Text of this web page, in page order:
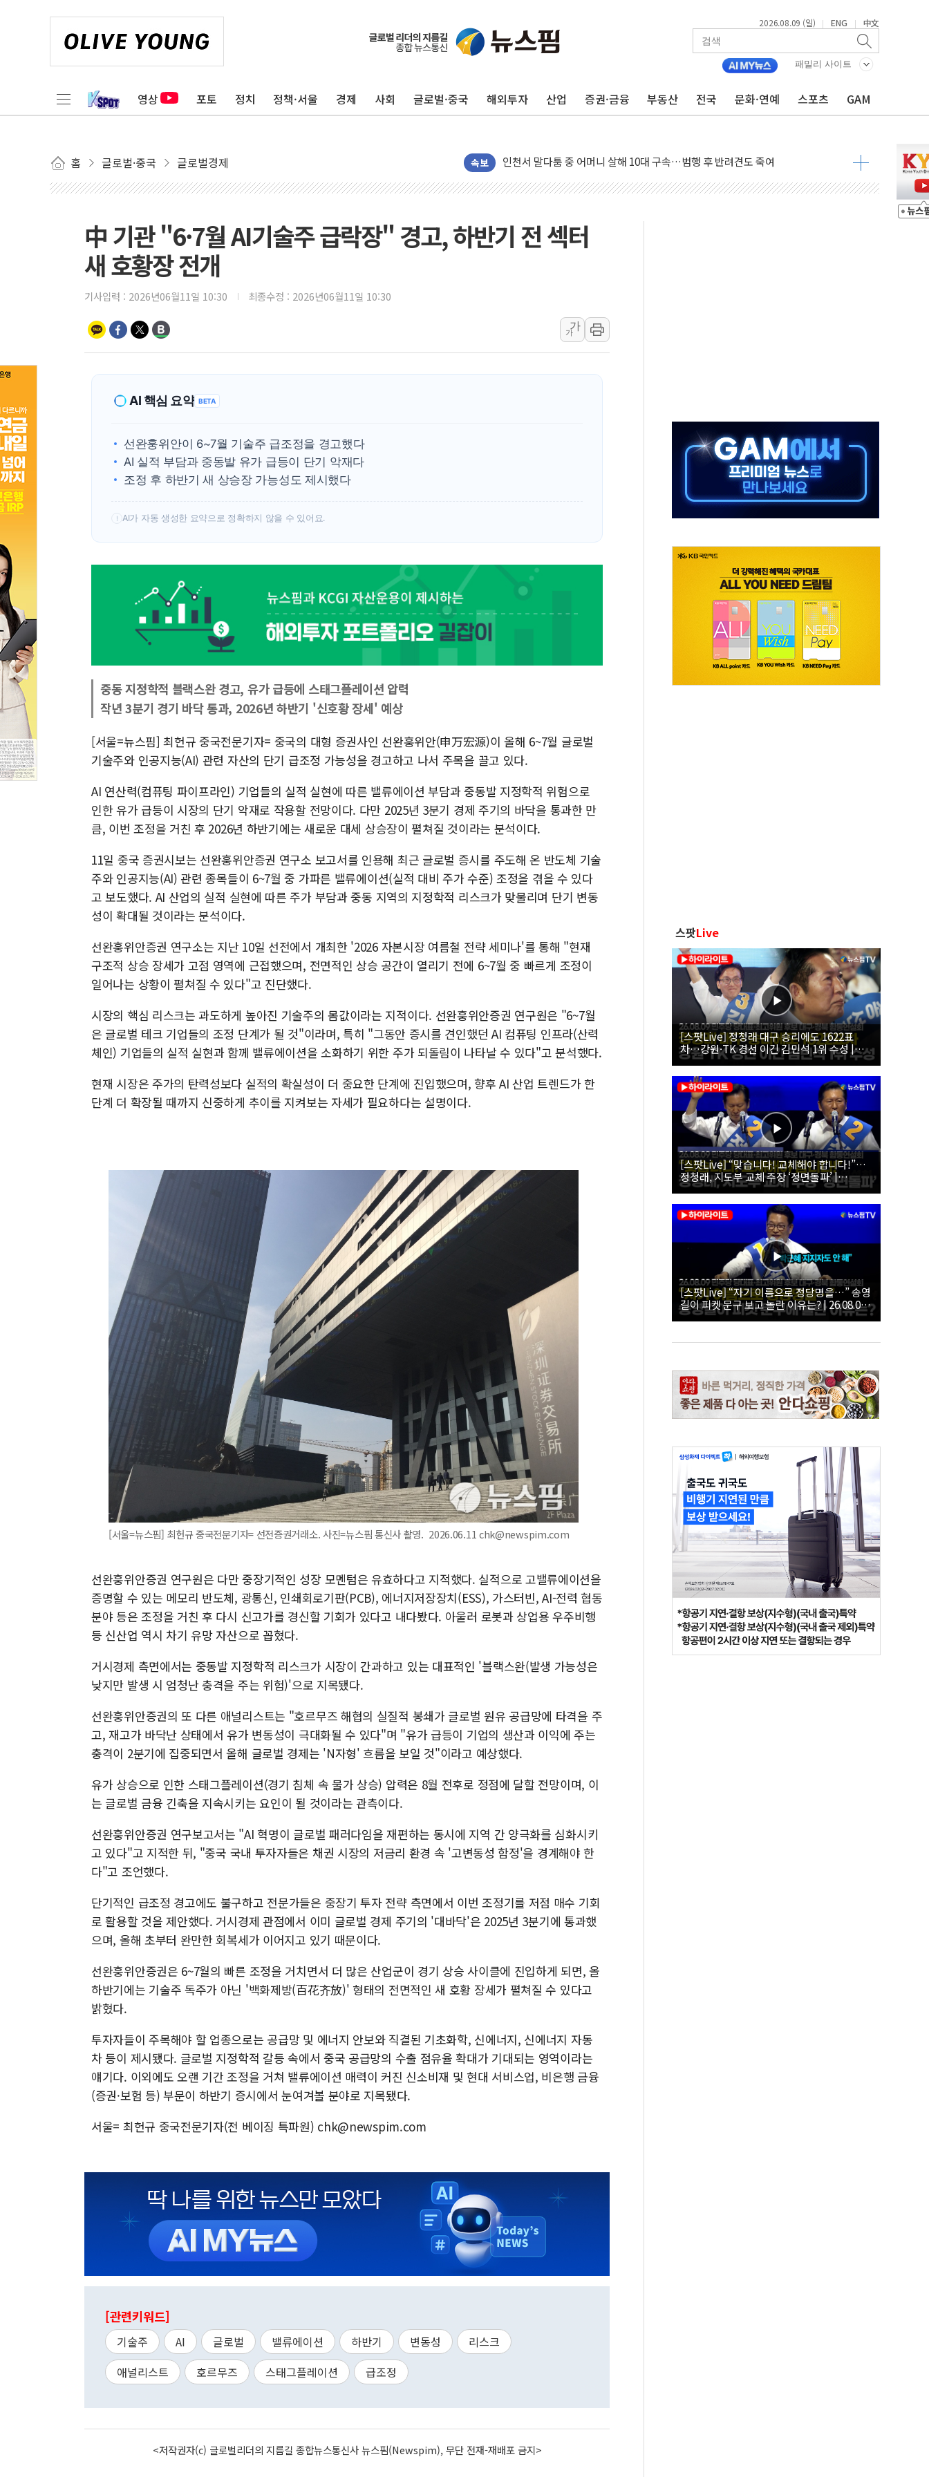
2026.08.09 (일) | ENG | 中文
패밀리 사이트
영상 포토 정치 정책·서울 경제 사회 글로벌·중국 해외투자 산업 증권·금융 부동산 전국 문화·연예 스포츠 GAM
홈 글로벌·중국 글로벌경제 속보
평택 진위면 공장서 질식사고 발생…작업자 1명 숨져
포항 블루밸리 국가산단에 '철강 AI융합실증센터' 들어선다
[종합] 김민석, 정청래에 누적 1.48%p 차 선두 유지...金 46.01% vs 鄭 44.53%
민주당 경북도당위원장에 오중기 당선...합산득표율 68.63%
김민석, 강원·대구·경북 경선서 정청래에 승리…金 48.54% vs 鄭 44.40%
[속보] 민주, 강원·대구·경북 경선 결과...김민석 48.54% 정청래 44.40%
[속보] 민주, 대구 경선 결과 발표...정청래 47.82% 김민석 46.35% 송영길 5.83%
[속보] 민주, 강원 경선 결과 발표...김민석 50.30% 정청래 41.94% 송영길 7.76%
인천시 광복절 현수막 '태극기 거꾸로' 논란…이틀만에 철거
병무청, 보충역 전면 손질… 예술·체육요원 최대 33% 감축
여야, 황희 '버스 하우스' 공방…野 "청년 우롱 기괴" vs 與 "송구한 해프닝"
中 기관 "6·7월 AI기술주 급락장" 경고, 하반기 전 섹터
새 호황장 전개
기사입력 : 2026년06월11일 10:30 최종수정 : 2026년06월11일 10:30
가
가
AI 핵심 요약 BETA
선완훙위안이 6~7월 기술주 급조정을 경고했다
AI 실적 부담과 중동발 유가 급등이 단기 악재다
조정 후 하반기 새 상승장 가능성도 제시했다
! AI가 자동 생성한 요약으로 정확하지 않을 수 있어요.
중동 지정학적 블랙스완 경고, 유가 급등에 스태그플레이션 압력
작년 3분기 경기 바닥 통과, 2026년 하반기 '신호황 장세' 예상
[서울=뉴스핌] 최헌규 중국전문기자= 중국의 대형 증권사인 선완훙위안(申万宏源)이 올해 6~7월 글로벌
기술주와 인공지능(AI) 관련 자산의 단기 급조정 가능성을 경고하고 나서 주목을 끌고 있다.
AI 연산력(컴퓨팅 파이프라인) 기업들의 실적 실현에 따른 밸류에이션 부담과 중동발 지정학적 위험으로
인한 유가 급등이 시장의 단기 악재로 작용할 전망이다. 다만 2025년 3분기 경제 주기의 바닥을 통과한 만
큼, 이번 조정을 거친 후 2026년 하반기에는 새로운 대세 상승장이 펼쳐질 것이라는 분석이다.
11일 중국 증권시보는 선완훙위안증권 연구소 보고서를 인용해 최근 글로벌 증시를 주도해 온 반도체 기술
주와 인공지능(AI) 관련 종목들이 6~7월 중 가파른 밸류에이션(실적 대비 주가 수준) 조정을 겪을 수 있다
고 보도했다. AI 산업의 실적 실현에 따른 주가 부담과 중동 지역의 지정학적 리스크가 맞물리며 단기 변동
성이 확대될 것이라는 분석이다.
선완훙위안증권 연구소는 지난 10일 선전에서 개최한 '2026 자본시장 여름철 전략 세미나'를 통해 "현재
구조적 상승 장세가 고점 영역에 근접했으며, 전면적인 상승 공간이 열리기 전에 6~7월 중 빠르게 조정이
일어나는 상황이 펼쳐질 수 있다"고 진단했다.
시장의 핵심 리스크는 과도하게 높아진 기술주의 몸값이라는 지적이다. 선완훙위안증권 연구원은 "6~7월
은 글로벌 테크 기업들의 조정 단계가 될 것"이라며, 특히 "그동안 증시를 견인했던 AI 컴퓨팅 인프라(산력
체인) 기업들의 실적 실현과 함께 밸류에이션을 소화하기 위한 주가 되돌림이 나타날 수 있다"고 분석했다.
현재 시장은 주가의 탄력성보다 실적의 확실성이 더 중요한 단계에 진입했으며, 향후 AI 산업 트렌드가 한
단계 더 확장될 때까지 신중하게 추이를 지켜보는 자세가 필요하다는 설명이다.
[서울=뉴스핌] 최헌규 중국전문기자= 선전증권거래소. 사진=뉴스핌 통신사 촬영. 2026.06.11 chk@newspim.com
선완훙위안증권 연구원은 다만 중장기적인 성장 모멘텀은 유효하다고 지적했다. 실적으로 고밸류에이션을
증명할 수 있는 메모리 반도체, 광통신, 인쇄회로기판(PCB), 에너지저장장치(ESS), 가스터빈, AI-전력 협동
분야 등은 조정을 거친 후 다시 신고가를 경신할 기회가 있다고 내다봤다. 아울러 로봇과 상업용 우주비행
등 신산업 역시 차기 유망 자산으로 꼽혔다.
거시경제 측면에서는 중동발 지정학적 리스크가 시장이 간과하고 있는 대표적인 '블랙스완(발생 가능성은
낮지만 발생 시 엄청난 충격을 주는 위험)'으로 지목됐다.
선완훙위안증권의 또 다른 애널리스트는 "호르무즈 해협의 실질적 봉쇄가 글로벌 원유 공급망에 타격을 주
고, 재고가 바닥난 상태에서 유가 변동성이 극대화될 수 있다"며 "유가 급등이 기업의 생산과 이익에 주는
충격이 2분기에 집중되면서 올해 글로벌 경제는 'N자형' 흐름을 보일 것"이라고 예상했다.
유가 상승으로 인한 스태그플레이션(경기 침체 속 물가 상승) 압력은 8월 전후로 정점에 달할 전망이며, 이
는 글로벌 금융 긴축을 지속시키는 요인이 될 것이라는 관측이다.
선완훙위안증권 연구보고서는 "AI 혁명이 글로벌 패러다임을 재편하는 동시에 지역 간 양극화를 심화시키
고 있다"고 지적한 뒤, "중국 국내 투자자들은 채권 시장의 저금리 환경 속 '고변동성 함정'을 경계해야 한
다"고 조언했다.
단기적인 급조정 경고에도 불구하고 전문가들은 중장기 투자 전략 측면에서 이번 조정기를 저점 매수 기회
로 활용할 것을 제안했다. 거시경제 관점에서 이미 글로벌 경제 주기의 '대바닥'은 2025년 3분기에 통과했
으며, 올해 초부터 완만한 회복세가 이어지고 있기 때문이다.
선완훙위안증권은 6~7월의 빠른 조정을 거치면서 더 많은 산업군이 경기 상승 사이클에 진입하게 되면, 올
하반기에는 기술주 독주가 아닌 '백화제방(百花齐放)' 형태의 전면적인 새 호황 장세가 펼쳐질 수 있다고
밝혔다.
투자자들이 주목해야 할 업종으로는 공급망 및 에너지 안보와 직결된 기초화학, 신에너지, 신에너지 자동
차 등이 제시됐다. 글로벌 지정학적 갈등 속에서 중국 공급망의 수출 점유율 확대가 기대되는 영역이라는
얘기다. 이외에도 오랜 기간 조정을 거쳐 밸류에이션 매력이 커진 신소비재 및 현대 서비스업, 비은행 금융
(증권·보험 등) 부문이 하반기 증시에서 눈여겨볼 분야로 지목됐다.
서울= 최헌규 중국전문기자(전 베이징 특파원) chk@newspim.com
[관련키워드]
기술주 AI 글로벌 밸류에이션 하반기 변동성
리스크
애널리스트
호르무즈 스태그플레이션 급조정
<저작권자(c) 글로벌리더의 지름길 종합뉴스통신사 뉴스핌(Newspim), 무단 전재-재배포 금지>
스팟Live
[스팟Live] 정청래 대구 승리에도 1622표
차…강원·TK 경선 이긴 김민석 1위 수성 |
26.08.09 더불어민주당 당대표·최고위원 후
보 대구·경북 합동연설회
[스팟Live] “맞습니다! 교체해야 합니다!”…
정청래, 지도부 교체 주장 ‘정면돌파’ |
26.08.09 더불어민주당 당대표·최고위원 후
보 대구·경북 합동연설회
[스팟Live] “자기 이름으로 정당명을…” 송영
길이 피켓 문구 보고 놀란 이유는? | 26.08.09
더불어민주당 당대표·최고위원 후보 대구·경